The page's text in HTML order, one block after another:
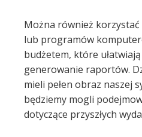
Można również
lub programów
budżetem, które
generowanie raportów.
mieli pełen obraz naszej
będziemy mogli
dotyczące przyszłych